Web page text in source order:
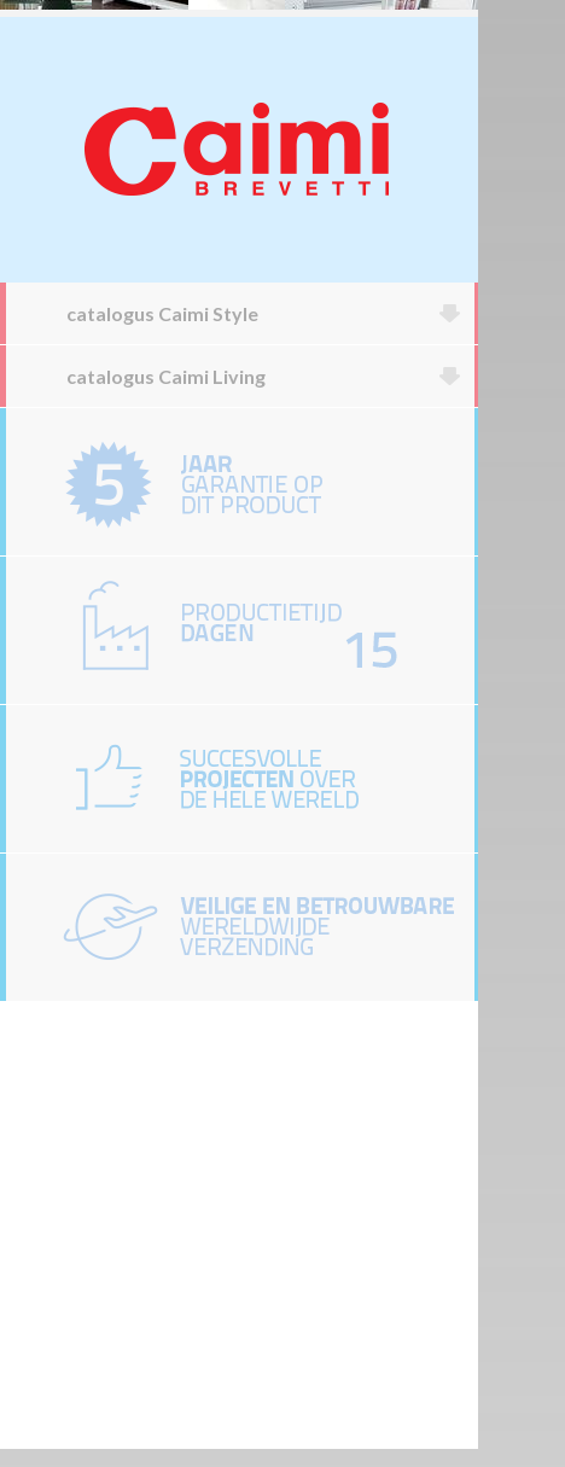
catalogus Caimi Style
catalogus Caimi Living